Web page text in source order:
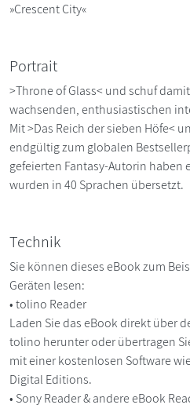
»Crescent City«
Portrait
>Throne of Glass< und schuf
wachsenden, enthusiastischen
Mit >Das Reich der sieben Höfe<
endgültig zum globalen
gefeierten Fantasy-Autorin
wurden in 40 Sprachen übersetzt.
Technik
Sie können dieses eBook zum
Geräten lesen:
• tolino Reader
Laden Sie das eBook direkt über
tolino herunter oder übertragen
mit einer kostenlosen Software
Digital Editions.
• Sony Reader & andere eBook